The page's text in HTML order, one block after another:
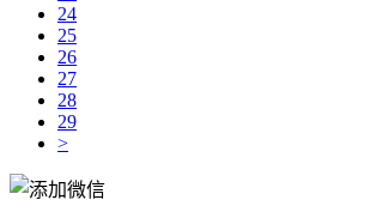
24
25
26
27
28
29
>